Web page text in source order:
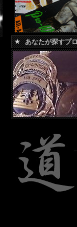
あなたが探すプ